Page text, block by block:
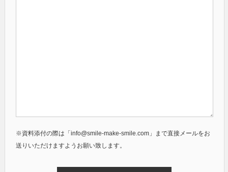
※資料添付の際は「info@smile-make-smile.com」まで直接メールをお
送りいただけますようお願い致します。